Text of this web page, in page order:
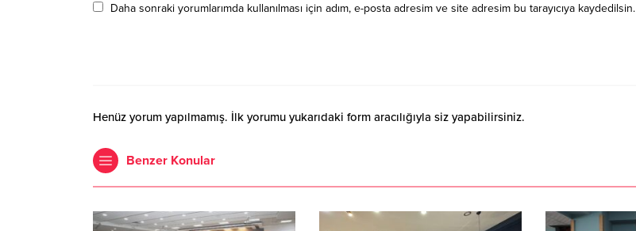
Daha sonraki yorumlarımda kullanılması için adım, e-posta adresim ve site adresim bu tarayıcıya kaydedilsin.
Henüz yorum yapılmamış. İlk yorumu yukarıdaki form aracılığıyla siz yapabilirsiniz.
Benzer Konular